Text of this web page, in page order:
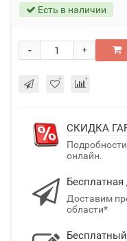
Есть в наличии
+
-
СКИДКА
онлайн.
Бесплатная
Доставим
области*